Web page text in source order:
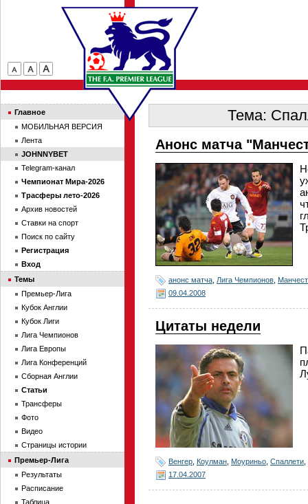
Тема:
Анонс матча
анонс матча Лига Чемпионов
09.04.2008
Цитаты недели
Венгер Коулман Моуриньо Спаллети
17.04.2007
Главное
МОБИЛЬНАЯ ВЕРСИЯ
Лента
JOHNNYBET
Telegram-канал
Чемпионат Мира-2026
Трасферы лето-2026
Архив новостей
Ставки на спорт
Поиск по сайту
Регистрация
Вход
Темы
Премьер-Лига
Кубок Англии
Кубок Лиги
Лига Чемпионов
Лига Европы
Лига Конференций
Сборная Англии
Статьи
Трансферы
Фото
Видео
Страницы истории
Премьер-Лига
Результаты
Расписание
Таблица